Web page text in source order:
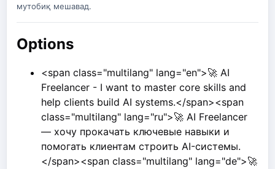
мутобиқ мешавад.
Options
<span class="multilang" lang="en">🚀 AI
Freelancer - I want to master core skills and
help clients build AI systems.</span><span
class="multilang" lang="ru">🚀 AI Freelancer
— хочу прокачать ключевые навыки и
помогать клиентам строить AI-системы.
</span><span class="multilang" lang="de">🚀